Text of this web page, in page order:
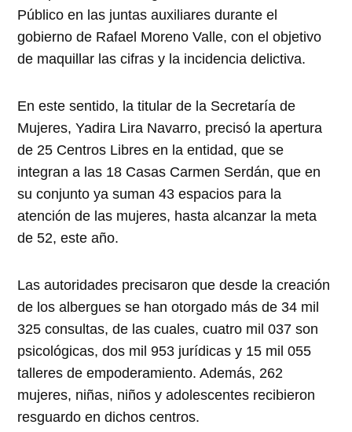
Público en las juntas auxiliares durante el
gobierno de Rafael Moreno Valle, con el objetivo
de maquillar las cifras y la incidencia delictiva.
En este sentido, la titular de la Secretaría de
Mujeres, Yadira Lira Navarro, precisó la apertura
de 25 Centros Libres en la entidad, que se
integran a las 18 Casas Carmen Serdán, que en
su conjunto ya suman 43 espacios para la
atención de las mujeres, hasta alcanzar la meta
de 52, este año.
Las autoridades precisaron que desde la creación
de los albergues se han otorgado más de 34 mil
325 consultas, de las cuales, cuatro mil 037 son
psicológicas, dos mil 953 jurídicas y 15 mil 055
talleres de empoderamiento. Además, 262
mujeres, niñas, niños y adolescentes recibieron
resguardo en dichos centros.